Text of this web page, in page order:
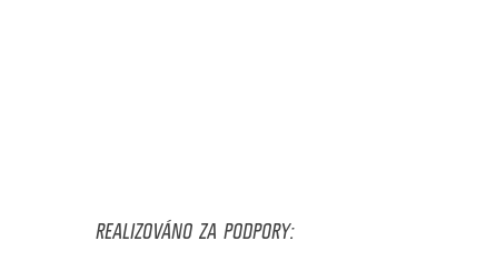
REALIZOVÁNO ZA PODPORY: